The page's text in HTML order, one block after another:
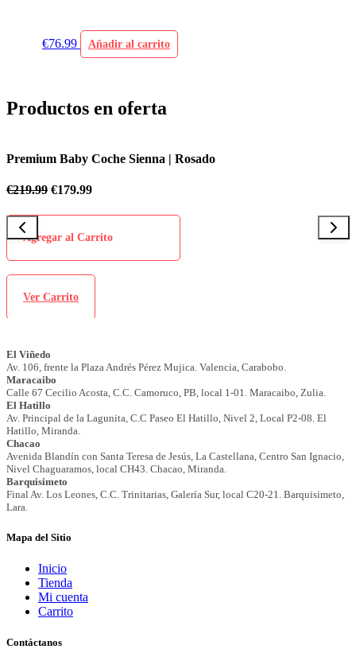
€76.99 Añadir al carrito
Productos en oferta
Premium Baby Coche Sienna | Rosado
€219.99 €179.99
Agregar al Carrito
Ver Carrito
Mapa del Sitio
Inicio
Tienda
Mi cuenta
Carrito
Contáctanos